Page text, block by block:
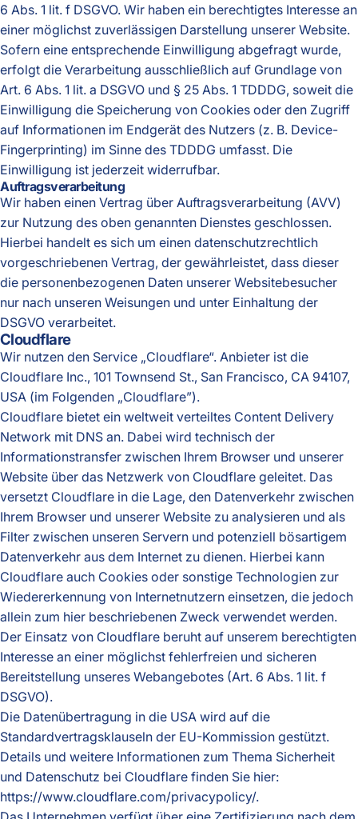
6 Abs. 1 lit. f DSGVO. Wir haben ein berechtigtes Interesse an
einer möglichst zuverlässigen Darstellung unserer Website.
Sofern eine entsprechende Einwilligung abgefragt wurde,
erfolgt die Verarbeitung ausschließlich auf Grundlage von
Art. 6 Abs. 1 lit. a DSGVO und § 25 Abs. 1 TDDDG, soweit die
Einwilligung die Speicherung von Cookies oder den Zugriff
auf Informationen im Endgerät des Nutzers (z. B. Device-
Fingerprinting) im Sinne des TDDDG umfasst. Die
Einwilligung ist jederzeit widerrufbar.
Auftragsverarbeitung
Wir haben einen Vertrag über Auftragsverarbeitung (AVV)
zur Nutzung des oben genannten Dienstes geschlossen.
Hierbei handelt es sich um einen datenschutzrechtlich
vorgeschriebenen Vertrag, der gewährleistet, dass dieser
die personenbezogenen Daten unserer Websitebesucher
nur nach unseren Weisungen und unter Einhaltung der
DSGVO verarbeitet.
Cloudflare
Wir nutzen den Service „Cloudflare“. Anbieter ist die
Cloudflare Inc., 101 Townsend St., San Francisco, CA 94107,
USA (im Folgenden „Cloudflare”).
Cloudflare bietet ein weltweit verteiltes Content Delivery
Network mit DNS an. Dabei wird technisch der
Informationstransfer zwischen Ihrem Browser und unserer
Website über das Netzwerk von Cloudflare geleitet. Das
versetzt Cloudflare in die Lage, den Datenverkehr zwischen
Ihrem Browser und unserer Website zu analysieren und als
Filter zwischen unseren Servern und potenziell bösartigem
Datenverkehr aus dem Internet zu dienen. Hierbei kann
Cloudflare auch Cookies oder sonstige Technologien zur
Wiedererkennung von Internetnutzern einsetzen, die jedoch
allein zum hier beschriebenen Zweck verwendet werden.
Der Einsatz von Cloudflare beruht auf unserem berechtigten
Interesse an einer möglichst fehlerfreien und sicheren
Bereitstellung unseres Webangebotes (Art. 6 Abs. 1 lit. f
DSGVO).
Die Datenübertragung in die USA wird auf die
Standardvertragsklauseln der EU-Kommission gestützt.
Details und weitere Informationen zum Thema Sicherheit
und Datenschutz bei Cloudflare finden Sie hier:
https://www.cloudflare.com/privacypolicy/.